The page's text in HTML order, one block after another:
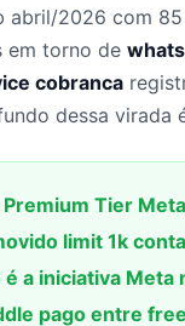
abril/2026 com
em torno de
cobranca
dessa virada
Tier
limit 1k
é a iniciativa
pago entre